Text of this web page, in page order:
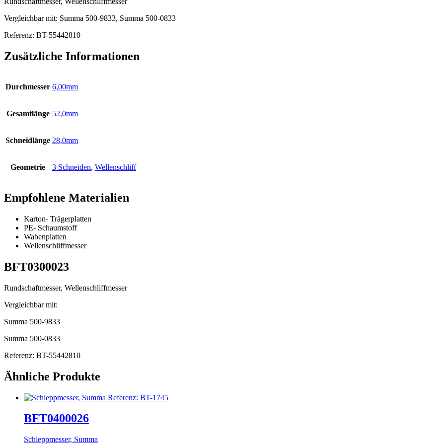
Vergleichbar mit: Summa 500-9833, Summa 500-0833
Referenz: BT-55442810
Zusätzliche Informationen
Durchmesser 6,00mm
Gesamtlänge 52,0mm
Schneidlänge 28,0mm
Geometrie 3 Schneiden, Wellenschliff
Empfohlene Materialien
Karton- Trägerplatten
PE- Schaumstoff
Wabenplatten
Wellenschliffmesser
BFT0300023
Rundschaftmesser, Wellenschliffmesser
Vergleichbar mit:
Summa 500-9833
Summa 500-0833
Referenz: BT-55442810
Ähnliche Produkte
BFT0400026
Schleppmesser, Summa